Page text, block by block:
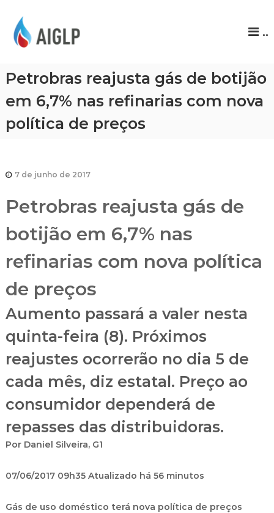
P
..
Petrobras reajusta gás de botijão
em 6,7% nas refinarias com nova
política de preços
7 de junho de 2017
Petrobras reajusta gás de
botijão em 6,7% nas
refinarias com nova política
de preços
Aumento passará a valer nesta
quinta-feira (8). Próximos
reajustes ocorrerão no dia 5 de
cada mês, diz estatal. Preço ao
consumidor dependerá de
repasses das distribuidoras.
Por Daniel Silveira, G1
07/06/2017 09h35 Atualizado há 56 minutos
Gás de uso doméstico terá nova política de preços